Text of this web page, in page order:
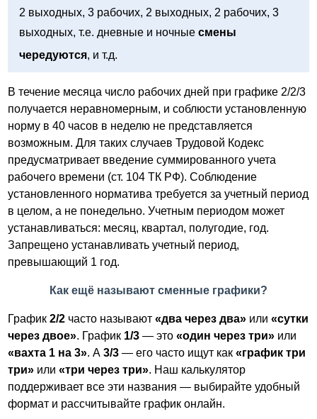
2 выходных, 3 рабочих, 2 выходных, 2 рабочих, 3
выходных, т.е. дневные и ночныесмены
чередуются, и т.д.
В течение месяца число рабочих дней при графике 2/2/3
получается неравномерным, и соблюсти установленную
норму в 40 часов в неделю не представляется
возможным. Для таких случаев Трудовой Кодекс
предусматривает введение суммированного учета
рабочего времени (ст. 104 ТК РФ). Соблюдение
установленного норматива требуется за учетный период
в целом, а не понедельно. Учетным периодом может
устанавливаться: месяц, квартал, полугодие, год.
Запрещено устанавливать учетный период,
превышающий 1 год.
Как ещё называют сменные графики?
График2/2 часто называют«два через два» или«сутки
через двое». График 1/3 — это«один через три» или
«вахта 1 на 3». А3/3 — его часто ищут как«график три
три» или«три через три». Наш калькулятор
поддерживает все эти названия — выбирайте удобный
формат и рассчитывайте график онлайн.